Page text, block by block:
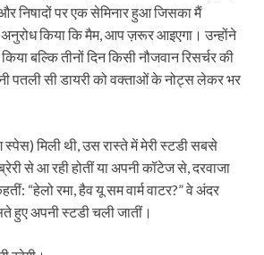
निषादों पर एक सेमिनार हुआ जिसका मैं
किया कि मैम, आप ज़रूर आइएगा। उन्होंने
बल्कि तीनों दिन किसी नौजवान रिसर्चर की
पतली सी डायरी को वक्ताओं के नोट्स लेकर भर
स्पेस) मिली थी, उस रास्ते में मेरी स्टडी सबसे
से आ रही होतीं या अपनी कॉटेज से, दरवाजा
“हेलो रमा, हैव यू सम वार्म वाटर?” वे अंदर
हुए अपनी स्टडी चली जातीं।